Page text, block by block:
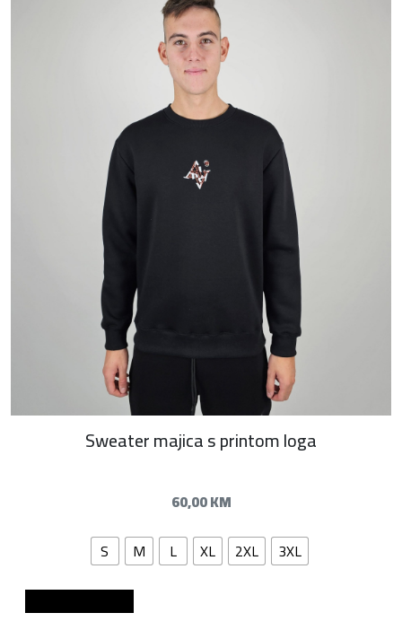
Sweater majica s printom loga
60,00KM
S
M L XL 2XL
3XL